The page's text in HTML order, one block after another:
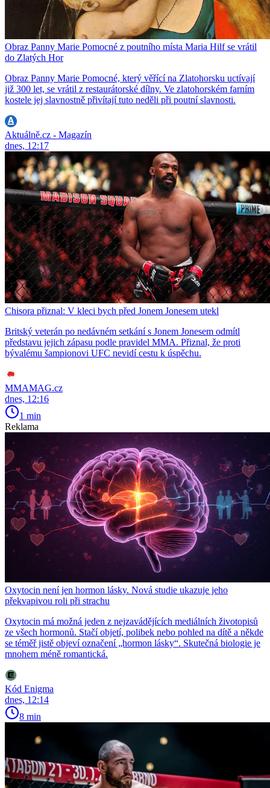
Obraz Panny Marie Pomocné z poutního místa Maria Hilf se vrátil
do Zlatých Hor
Obraz Panny Marie Pomocné, který věřící na Zlatohorsku uctívají
již 300 let, se vrátil z restaurátorské dílny. Ve zlatohorském farním
kostele jej slavnostně přivítají tuto neděli při poutní slavnosti.
Aktuálně.cz - Magazín
dnes, 12:17
Chisora přiznal: V kleci bych před Jonem Jonesem utekl
Britský veterán po nedávném setkání s Jonem Jonesem odmítl
představu jejich zápasu podle pravidel MMA. Přiznal, že proti
bývalému šampionovi UFC nevidí cestu k úspěchu.
MMAMAG.cz
dnes, 12:16
1 min
Reklama
Oxytocin není jen hormon lásky. Nová studie ukazuje jeho
překvapivou roli při strachu
Oxytocin má možná jeden z nejzavádějících mediálních životopisů
ze všech hormonů. Stačí objetí, polibek nebo pohled na dítě a někde
se téměř jistě objeví označení „hormon lásky“. Skutečná biologie je
mnohem méně romantická.
Kód Enigma
dnes, 12:14
8 min